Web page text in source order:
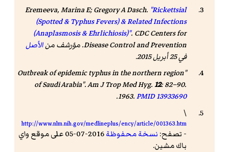
Eremeeva, Marina E; Gregory A Dasch. "Rickettsial
(Spotted & Typhus Fevers) & Related Infections
(Anaplasmosis & Ehrlichiosis)". CDC Centers for
Disease Control and Prevention. مؤرشف من
الأصل
في 25 أبريل 2015
.
"Outbreak of epidemic typhus in the northern region
of Saudi Arabia".Am J Trop Med Hyg.12: 82–90.
1963.PMID13933690
.
\
http://www.nlm.nih.gov/medlineplus/ency/article/001363.htm
- تصفح: نسخة محفوظة
2016-07-05 على موقع واي
باك مشين.